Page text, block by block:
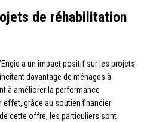
de réhabilitation
a un impact positif sur les projets
davantage de ménages à
à améliorer la performance
effet, grâce au soutien financier
cette offre, les particuliers sont